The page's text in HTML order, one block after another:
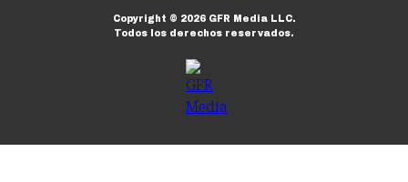
Copyright © 2026GFR Media LLC.
Todos los derechos reservados.